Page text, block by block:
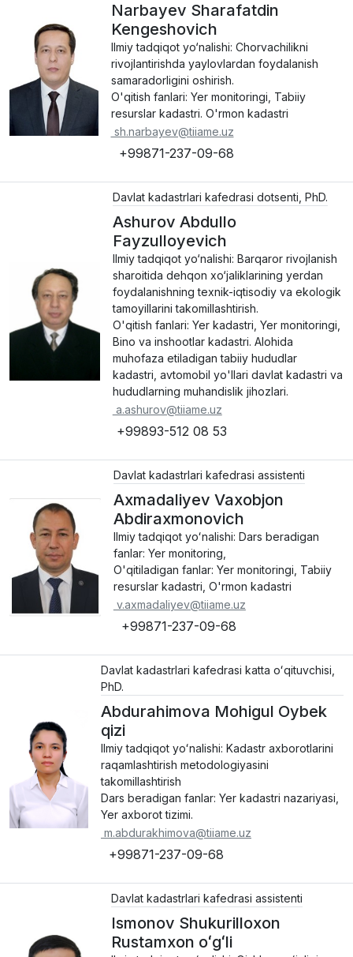
Narbayev Sharafatdin
Kengeshovich
Ilmiy tadqiqot yo‘nalishi: Chorvachilikni
rivojlantirishda yaylovlardan foydalanish
samaradorligini oshirish.
O'qitish fanlari: Yer monitoringi, Tabiiy
resurslar kadastri. O'rmon kadastri
sh.narbayev@tiiame.uz
+99871-237-09-68
Davlat kadastrlari kafedrasi dotsenti, PhD.
Ashurov Abdullo
Fayzulloyevich
Ilmiy tadqiqot yo‘nalishi: Barqaror rivojlanish
sharoitida dehqon xo‘jaliklarining yerdan
foydalanishning texnik-iqtisodiy va ekologik
tamoyillarini takomillashtirish.
O'qitish fanlari: Yer kadastri, Yer monitoringi,
Bino va inshootlar kadastri. Alohida
muhofaza etiladigan tabiiy hududlar
kadastri, avtomobil yo'llari davlat kadastri va
hududlarning muhandislik jihozlari.
a.ashurov@tiiame.uz
+99893-512 08 53
Davlat kadastrlari kafedrasi assistenti
Axmadaliyev Vaxobjon
Abdiraxmonovich
Ilmiy tadqiqot yoʻnalishi: Dars beradigan
fanlar: Yer monitoring,
O'qitiladigan fanlar: Yer monitoringi, Tabiiy
resurslar kadastri, O'rmon kadastri
v.axmadaliyev@tiiame.uz
+99871-237-09-68
Davlat kadastrlari kafedrasi katta oʻqituvchisi,
PhD.
Abdurahimova Mohigul Oybek
qizi
Ilmiy tadqiqot yoʻnalishi: Kadastr axborotlarini
raqamlashtirish metodologiyasini
takomillashtirish
Dars beradigan fanlar: Yer kadastri nazariyasi,
Yer axborot tizimi.
m.abdurakhimova@tiiame.uz
+99871-237-09-68
Davlat kadastrlari kafedrasi assistenti
Ismonov Shukurilloxon
Rustamxon oʻgʻli